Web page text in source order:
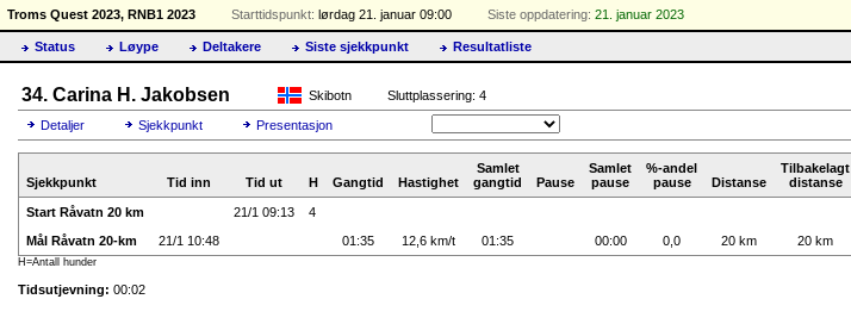
Troms Quest 2023, RNB1 2023 Starttidspunkt: lørdag 21. januar 09:00 Siste oppdatering: 21. januar 2023
Status Løype Deltakere Siste sjekkpunkt Resultatliste
34. Carina H. Jakobsen Skibotn Sluttplassering: 4
Detaljer Sjekkpunkt Presentasjon
Sjekkpunkt Tid inn Tid ut H Gangtid Hastighet
Samlet
gangtid
Pause
Samlet
pause
%-andel
pause
Distanse
Tilbakelagt
distanse
Start Råvatn 20 km 21/1 09:13
4
Mål Råvatn 20-km
21/1 10:48 01:35 12,6 km/t 01:35 00:00 0,0 20 km 20 km
H=Antall hunder
Tidsutjevning: 00:02